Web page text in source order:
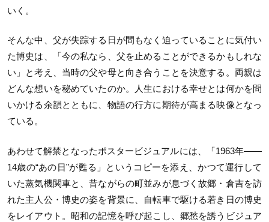
いく。
そんな中、父が失踪する日が間もなく迫っていることに気付い
た博史は、「今の私なら、父を止めることができるかもしれな
い」と考え、当時の父や母と向き合うことを決意する。両親は
どんな想いを秘めていたのか。人生における幸せとは何かを問
いかける余韻とともに、物語の行方に期待が高まる映像となっ
ている。
あわせて解禁となったポスタービジュアルには、「1963年——
14歳の“あの日”が甦る」というコピーを添え、かつて運行して
いた蒸気機関車と、昔ながらの町並みが息づく故郷・倉吉を訪
れた主人公・博史の姿を背景に、自転車で駆ける若き日の博史
をレイアウト。昭和の記憶を呼び起こし、郷愁を誘うビジュア